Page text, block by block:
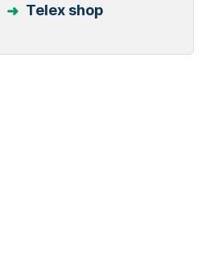
Telex shop